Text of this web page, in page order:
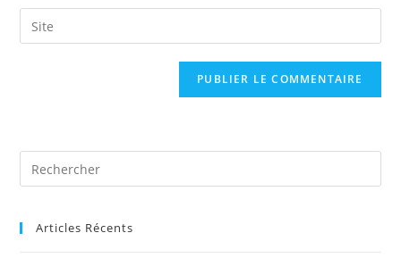
comment
email
address
Saisir
l’URL
Articles Récents